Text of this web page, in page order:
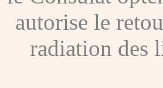
autorise le
radiation des